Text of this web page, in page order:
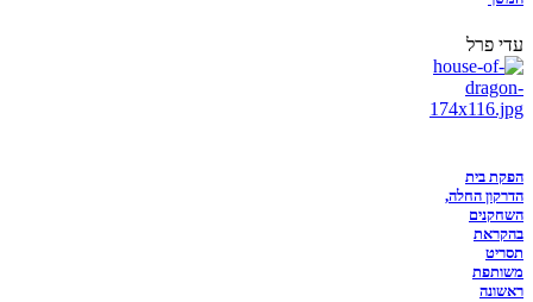
עדי פרל
הפקת בית
הדרקון החלה,
השחקנים
בהקראת
תסריט
משותפת
ראשונה